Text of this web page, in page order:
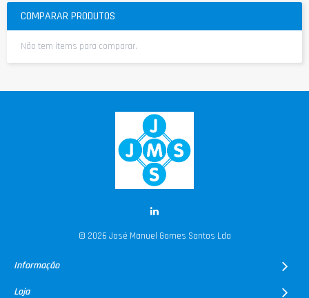
COMPARAR PRODUTOS
Não tem items para comparar.
© 2026 José Manuel Gomes Santos Lda
Informação
Loja